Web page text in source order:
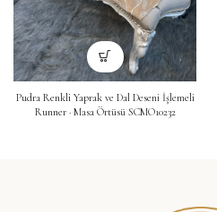
Pudra Renkli Yaprak ve Dal Deseni İşlemeli
Runner · Masa Örtüsü SCMO10232